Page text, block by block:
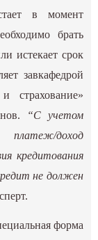
в момент
брать
истекает срок
завкафедрой
страхование»
“С учетом
платеж/доход
кредитования
не должен
форма